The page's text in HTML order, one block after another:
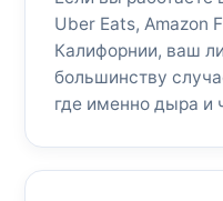
Uber Eats, Amazon
Калифорнии, ваш
большинству
где именно дыра и